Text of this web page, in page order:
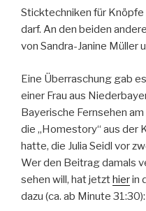
Sticktechniken für
darf. An den beiden
von Sandra-Janine Müller
Eine Überraschung gab
einer Frau aus
Bayerische Fernsehen
die „Homestory“ aus
hatte, die Julia Seidl vor
Wer den Beitrag damals
sehen will, hat jetzthierin
dazu (ca. ab Minute 31:30):